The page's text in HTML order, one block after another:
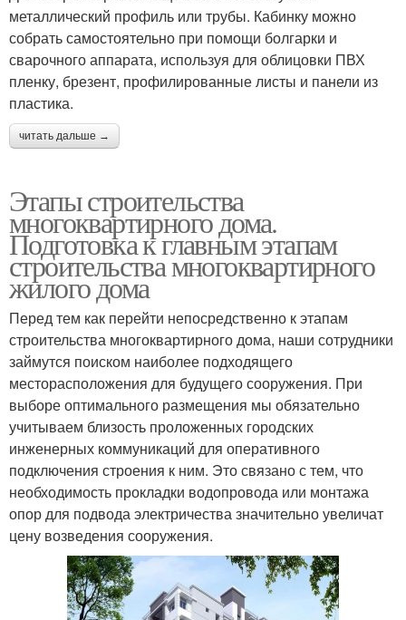
металлический профиль или трубы. Кабинку можно
собрать самостоятельно при помощи болгарки и
сварочного аппарата, используя для облицовки ПВХ
пленку, брезент, профилированные листы и панели из
пластика.
читать дальше →
Этапы строительства
многоквартирного дома.
Подготовка к главным этапам
строительства многоквартирного
жилого дома
Перед тем как перейти непосредственно к этапам
строительства многоквартирного дома, наши сотрудники
займутся поиском наиболее подходящего
месторасположения для будущего сооружения. При
выборе оптимального размещения мы обязательно
учитываем близость проложенных городских
инженерных коммуникаций для оперативного
подключения строения к ним. Это связано с тем, что
необходимость прокладки водопровода или монтажа
опор для подвода электричества значительно увеличат
цену возведения сооружения.